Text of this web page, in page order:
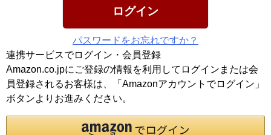
ログイン
パスワードをお忘れですか？
連携サービスでログイン・会員登録
Amazon.co.jpにご登録の情報を利用してログインまたは会
員登録されるお客様は、「Amazonアカウントでログイン」
ボタンよりお進みください。